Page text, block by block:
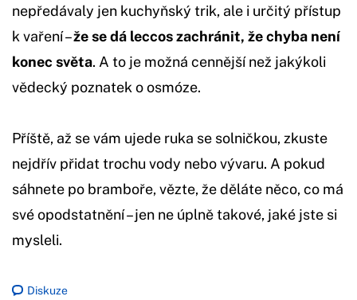
nepředávaly jen kuchyňský trik, ale i určitý přístup
k vaření –že se dá leccos zachránit, že chyba není
konec světa. A to je možná cennější než jakýkoli
vědecký poznatek o osmóze.
Příště, až se vám ujede ruka se solničkou, zkuste
nejdřív přidat trochu vody nebo vývaru. A pokud
sáhnete po bramboře, vězte, že děláte něco, co má
své opodstatnění – jen ne úplně takové, jaké jste si
mysleli.
Diskuze